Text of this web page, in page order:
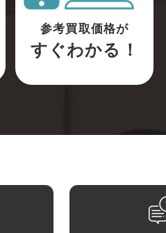
参考買取価格が
すぐわかる！